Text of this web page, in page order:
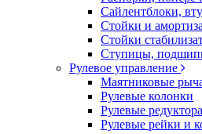
Сайлентблоки,
Стойки и
Стойки
Ступицы,
Рулевое управление
Маятниковые
Рулевые колонки
Рулевые редуктора
Рулевые рейки и